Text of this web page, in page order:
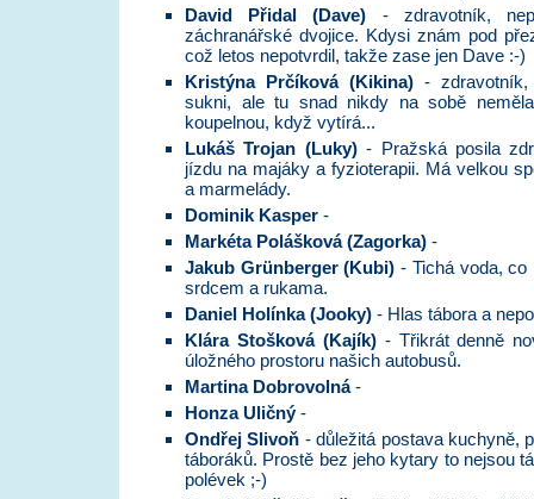
David Přidal (Dave) - zdravotník,
záchranářské dvojice. Kdysi znám pod
což letos nepotvrdil, takže zase jen Dave :-)
Kristýna Prčíková (Kikina) -
sukni, ale tu snad nikdy na sobě
koupelnou, když vytírá...
LukášTrojan (Luky)- Pražská posila
jízdu na majáky a fyzioterapii. Má velkou
a marmelády.
Dominik Kasper -
Markéta Polášková (Zagorka) -
Jakub Grünberger (Kubi) - Tichá voda,
srdcem a rukama.
Daniel Holínka (Jooky) - Hlas tábora a
Klára Stošková (Kajík)- Třikrát denně
úložného prostoru našich autobusů.
Martina Dobrovolná-
Honza Uličný-
Ondřej Slivoň - důležitá postava kuchyně,
táboráků. Prostě bez jeho kytary to nejsou
polévek ;-)